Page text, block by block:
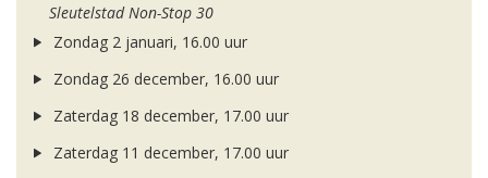
Sleutelstad Non-Stop 30
Zondag 2 januari, 16.00 uur
Zondag 26 december, 16.00 uur
Zaterdag 18 december, 17.00 uur
Zaterdag 11 december, 17.00 uur